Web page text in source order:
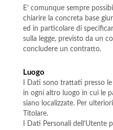
E’ comunque sempre
chiarire la concreta base
ed in particolare di
sulla legge, previsto da un
concludere un contratto.
Luogo
I Dati sono trattati presso
in ogni altro luogo in cui le
siano localizzate. Per
Titolare.
I Dati Personali dell’Utente